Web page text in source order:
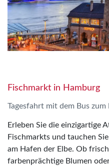
Fischmarkt in Hamburg
Tagesfahrt mit dem Bus
Erleben Sie die einzigartige
Fischmarkts und tauchen
am Hafen der Elbe. Ob
farbenprächtige Blumen